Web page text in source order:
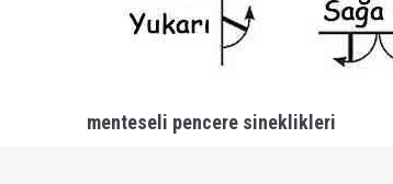
menteseli pencere sineklikleri